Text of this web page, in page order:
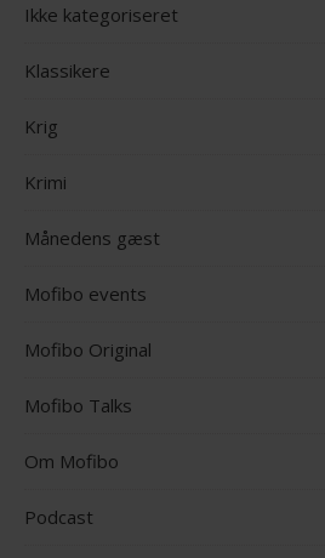
Ikke kategoriseret
Klassikere
Krig
Krimi
Månedens gæst
Mofibo events
Mofibo Original
Mofibo Talks
Om Mofibo
Podcast